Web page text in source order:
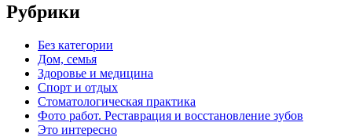
Рубрики
Без категории
Дом, семья
Здоровье и медицина
Спорт и отдых
Стоматологическая практика
Фото работ. Реставрация и восстановление зубов
Это интересно